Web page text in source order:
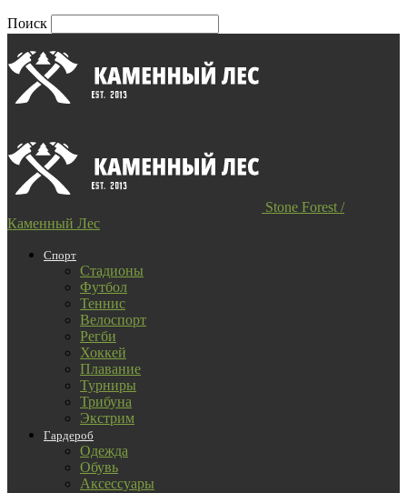
Поиск
Stone Forest /
Каменный Лес
Спорт
Стадионы
Футбол
Теннис
Велоспорт
Регби
Хоккей
Плавание
Турниры
Трибуна
Экстрим
Гардероб
Одежда
Обувь
Аксессуары